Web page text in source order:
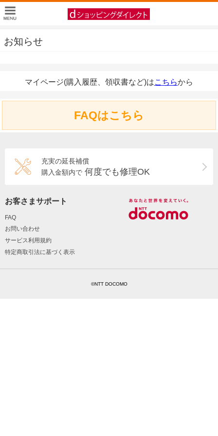
お知らせ
マイページ(購入履歴、領収書など)はこちらから
FAQはこちら
充実の延長補償
購入金額内で 何度でも修理OK
お客さまサポート
FAQ
お問い合わせ
サービス利用規約
特定商取引法に基づく表示
©NTT DOCOMO